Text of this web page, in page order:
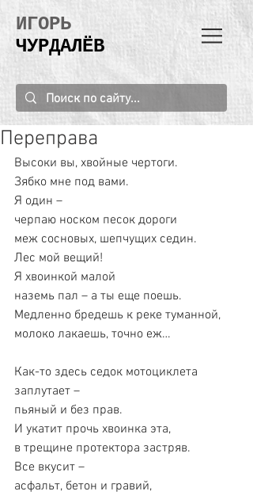
ИГОРЬ
ЧУРДАЛЁВ
Переправа
Высоки вы, хвойные чертоги.
Зябко мне под вами.
Я один –
черпаю носком песок дороги
меж сосновых, шепчущих седин.
Лес мой вещий!
Я хвоинкой малой
наземь пал – а ты еще поешь.
Медленно бредешь к реке туманной,
молоко лакаешь, точно еж…
Как-то здесь седок мотоциклета
заплутает –
пьяный и без прав.
И укатит прочь хвоинка эта,
в трещине протектора застряв.
Все вкусит –
асфальт, бетон и гравий,